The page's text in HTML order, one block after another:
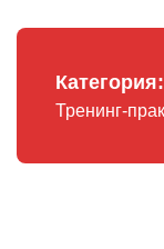
Категория:
Тренинг-